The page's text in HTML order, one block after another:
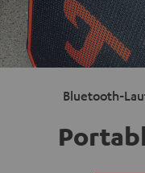
Bluetooth-